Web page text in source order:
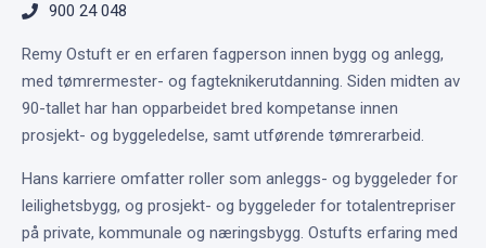
 900 24 048
Remy Ostuft er en erfaren fagperson innen bygg og anlegg,
med tømrermester- og fagteknikerutdanning. Siden midten av
90-tallet har han opparbeidet bred kompetanse innen
prosjekt- og byggeledelse, samt utførende tømrerarbeid.
Hans karriere omfatter roller som anleggs- og byggeleder for
leilighetsbygg, og prosjekt- og byggeleder for totalentrepriser
på private, kommunale og næringsbygg. Ostufts erfaring med